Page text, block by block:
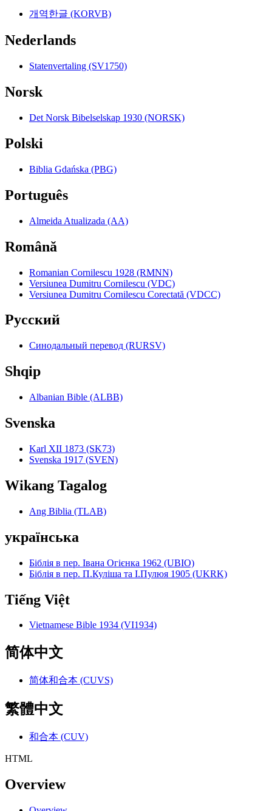
개역한글 (KORVB)
Nederlands
Statenvertaling (SV1750)
Norsk
Det Norsk Bibelselskap 1930 (NORSK)
Polski
Biblia Gdańska (PBG)
Português
Almeida Atualizada (AA)
Română
Romanian Cornilescu 1928 (RMNN)
Versiunea Dumitru Cornilescu (VDC)
Versiunea Dumitru Cornilescu Corectată (VDCC)
Pyccкий
Синодальный перевод (RURSV)
Shqip
Albanian Bible (ALBB)
Svenska
Karl XII 1873 (SK73)
Svenska 1917 (SVEN)
Wikang Tagalog
Ang Biblia (TLAB)
українська
Біблія в пер. Івана Огієнка 1962 (UBIO)
Біблія в пер. П.Куліша та І.Пулюя 1905 (UKRK)
Tiếng Việt
Vietnamese Bible 1934 (VI1934)
简体中文
简体和合本 (CUVS)
繁體中文
和合本 (CUV)
HTML
Overview